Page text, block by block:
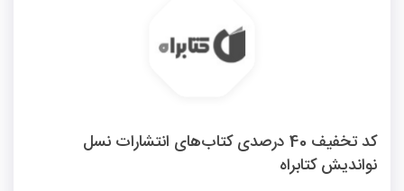
کد تخفیف 40 درصدی کتاب‌های انتشارات نسل
نواندیش کتابراه